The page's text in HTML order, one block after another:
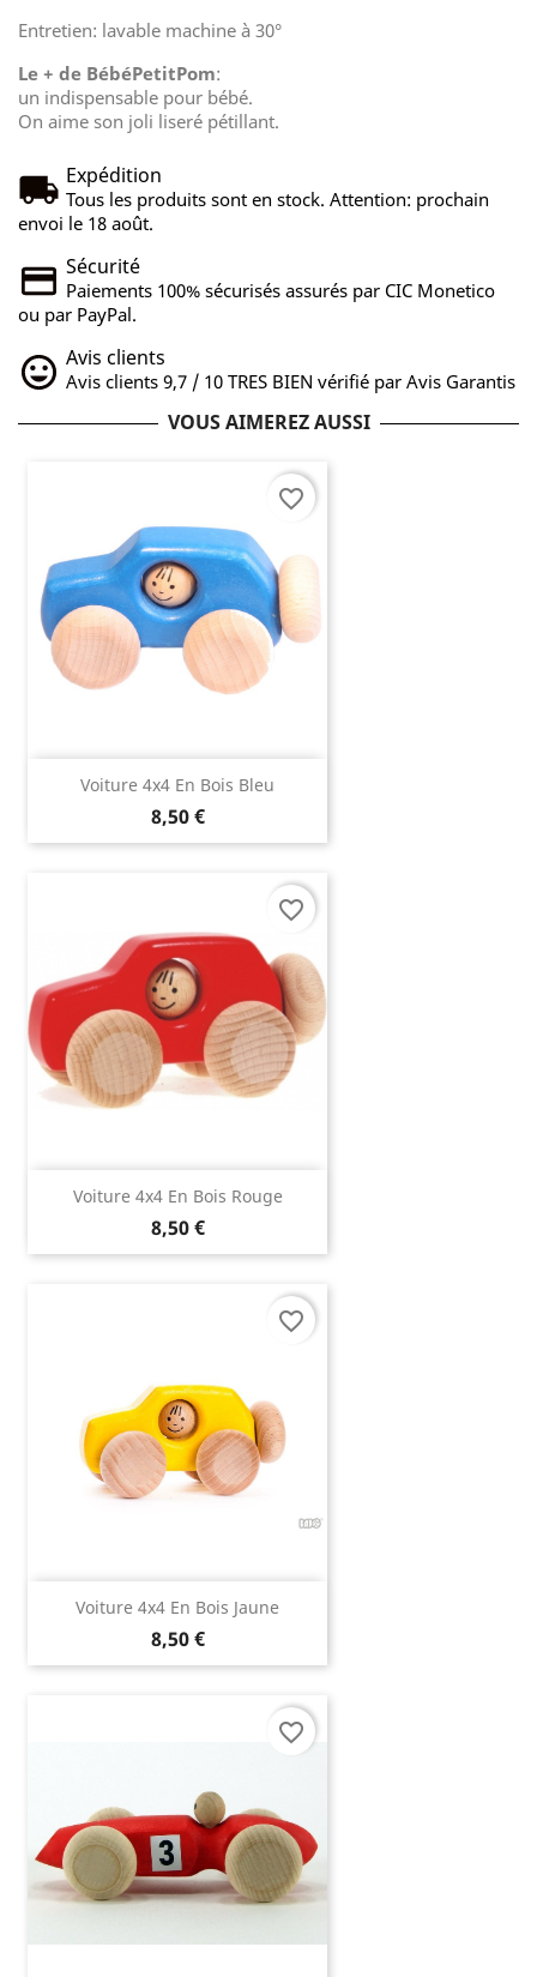
Entretien: lavable machine à 30°
Le + de BébéPetitPom:
un indispensable pour bébé.
On aime son joli liseré pétillant.
Expédition
Tous les produits sont en stock. Attention: prochain
envoi le 18 août.
Sécurité
Paiements 100% sécurisés assurés par CIC Monetico
ou par PayPal.
Avis clients
Avis clients 9,7 / 10 TRES BIEN vérifié par Avis Garantis
VOUS AIMEREZ AUSSI
Voiture 4x4 En Bois Bleu
8,50 €
favorite_border
Voiture 4x4 En Bois Rouge
8,50 €
favorite_border
Voiture 4x4 En Bois Jaune
8,50 €
favorite_border
favorite_border